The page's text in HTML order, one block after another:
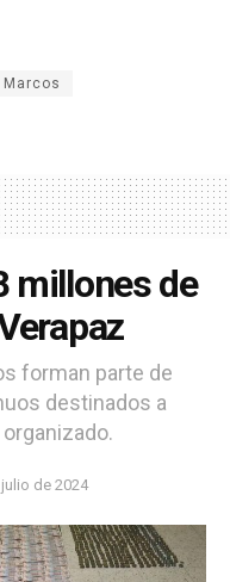
millones de
forman parte de
destinados a
de 2024